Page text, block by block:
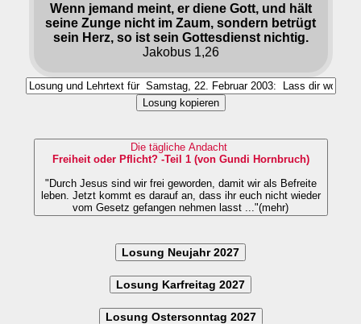
Wenn jemand meint, er diene Gott, und hält
seine Zunge nicht im Zaum, sondern betrügt
sein Herz, so ist sein Gottesdienst nichtig.
Jakobus 1,26
Losung kopieren
Die tägliche Andacht
Freiheit oder Pflicht? -Teil 1 (von Gundi Hornbruch)
"Durch Jesus sind wir frei geworden, damit wir als Befreite
leben. Jetzt kommt es darauf an, dass ihr euch nicht wieder
vom Gesetz gefangen nehmen lasst ..."(mehr)
Losung Neujahr 2027
Losung Karfreitag 2027
Losung Ostersonntag 2027